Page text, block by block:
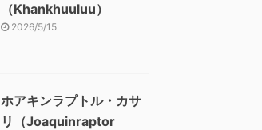
（Khankhuuluu）
2026/5/15
ホアキンラプトル・カサ
リ（Joaquinraptor